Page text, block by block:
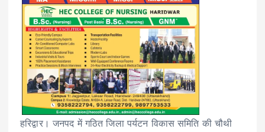
हरिद्वार। जनपद में गठित जिला पर्यटन विकास समिति की चौथी